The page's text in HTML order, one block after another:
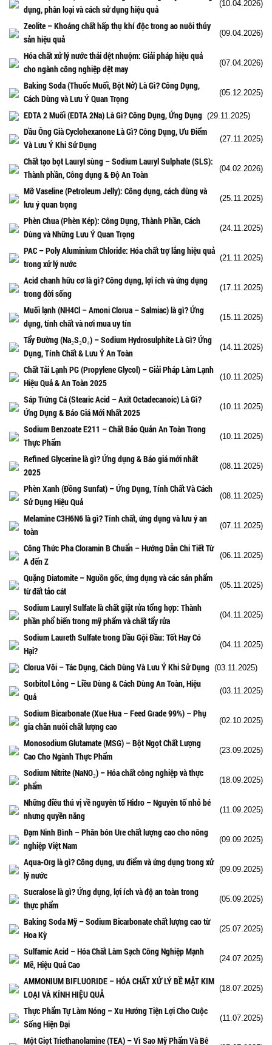
dụng, phân loại và cách sử dụng hiệu quả
(10.04.2026)
Zeolite – Khoáng chất hấp thụ khí độc trong ao nuôi thủy
sản hiệu quả
(09.04.2026)
Hóa chất xử lý nước thải dệt nhuộm: Giải pháp hiệu quả
cho ngành công nghiệp dệt may
(07.04.2026)
Baking Soda (Thuốc Muối, Bột Nở) Là Gì? Công Dụng,
Cách Dùng và Lưu Ý Quan Trọng
(05.12.2025)
EDTA 2 Muối (EDTA 2Na) Là Gì? Công Dụng, Ứng Dụng (29.11.2025)
Dầu Ông Già Cyclohexanone Là Gì? Công Dụng, Ưu Điểm
Và Lưu Ý Khi Sử Dụng
(27.11.2025)
Chất tạo bọt Lauryl sùng – Sodium Lauryl Sulphate (SLS):
Thành phần, Công dụng & Độ An Toàn
(04.02.2026)
Mỡ Vaseline (Petroleum Jelly): Công dụng, cách dùng và
lưu ý quan trọng
(25.11.2025)
Phèn Chua (Phèn Kép): Công Dụng, Thành Phần, Cách
Dùng và Những Lưu Ý Quan Trọng
(24.11.2025)
PAC – Poly Aluminium Chloride: Hóa chất trợ lắng hiệu quả
trong xử lý nước
(21.11.2025)
Acid chanh hữu cơ là gì? Công dụng, lợi ích và ứng dụng
trong đời sống
(17.11.2025)
Muối lạnh (NH4Cl – Amoni Clorua – Salmiac) là gì? Ứng
dụng, tính chất và nơi mua uy tín
(15.11.2025)
Tẩy Đường (Na₂S₂O₄) – Sodium Hydrosulphite Là Gì? Ứng
Dụng, Tính Chất & Lưu Ý An Toàn
(14.11.2025)
Chất Tải Lạnh PG (Propylene Glycol) – Giải Pháp Làm Lạnh
Hiệu Quả & An Toàn 2025
(10.11.2025)
Sáp Trứng Cá (Stearic Acid – Axit Octadecanoic) Là Gì?
Ứng Dụng & Báo Giá Mới Nhất 2025
(10.11.2025)
Sodium Benzoate E211 – Chất Bảo Quản An Toàn Trong
Thực Phẩm
(10.11.2025)
Refined Glycerine là gì? Ứng dụng & Báo giá mới nhất
2025
(08.11.2025)
Phèn Xanh (Đồng Sunfat) – Ứng Dụng, Tính Chất Và Cách
Sử Dụng Hiệu Quả
(08.11.2025)
Melamine C3H6N6 là gì? Tính chất, ứng dụng và lưu ý an
toàn
(07.11.2025)
Công Thức Pha Cloramin B Chuẩn – Hướng Dẫn Chi Tiết Từ
A đến Z
(06.11.2025)
Quặng Diatomite – Nguồn gốc, ứng dụng và các sản phẩm
từ đất tảo cát
(05.11.2025)
Sodium Lauryl Sulfate là chất giặt rửa tổng hợp: Thành
phần phổ biến trong mỹ phẩm và chất tẩy rửa
(04.11.2025)
Sodium Laureth Sulfate trong Dầu Gội Đầu: Tốt Hay Có
Hại?
(04.11.2025)
Clorua Vôi – Tác Dụng, Cách Dùng Và Lưu Ý Khi Sử Dụng (03.11.2025)
Sorbitol Lỏng – Liều Dùng & Cách Dùng An Toàn, Hiệu
Quả
(03.11.2025)
Sodium Bicarbonate (Xue Hua – Feed Grade 99%) – Phụ
gia chăn nuôi chất lượng cao
(02.10.2025)
Monosodium Glutamate (MSG) – Bột Ngọt Chất Lượng
Cao Cho Ngành Thực Phẩm
(23.09.2025)
Sodium Nitrite (NaNO₂) – Hóa chất công nghiệp và thực
phẩm
(18.09.2025)
Những điều thú vị về nguyên tố Hidro – Nguyên tố nhỏ bé
nhưng quyền năng
(11.09.2025)
Đạm Ninh Bình – Phân bón Ure chất lượng cao cho nông
nghiệp Việt Nam
(09.09.2025)
Aqua-Org là gì? Công dụng, ưu điểm và ứng dụng trong xử
lý nước
(09.09.2025)
Sucralose là gì? Ứng dụng, lợi ích và độ an toàn trong
thực phẩm
(05.09.2025)
Baking Soda Mỹ – Sodium Bicarbonate chất lượng cao từ
Hoa Kỳ
(25.07.2025)
Sulfamic Acid – Hóa Chất Làm Sạch Công Nghiệp Mạnh
Mẽ, Hiệu Quả Cao
(24.07.2025)
AMMONIUM BIFLUORIDE – HÓA CHẤT XỬ LÝ BỀ MẶT KIM
LOẠI VÀ KÍNH HIỆU QUẢ
(18.07.2025)
Thực Phẩm Tự Làm Nóng – Xu Hướng Tiện Lợi Cho Cuộc
Sống Hiện Đại
(11.07.2025)
Một Giọt Triethanolamine (TEA) – Vì Sao Mỹ Phẩm Và Bê